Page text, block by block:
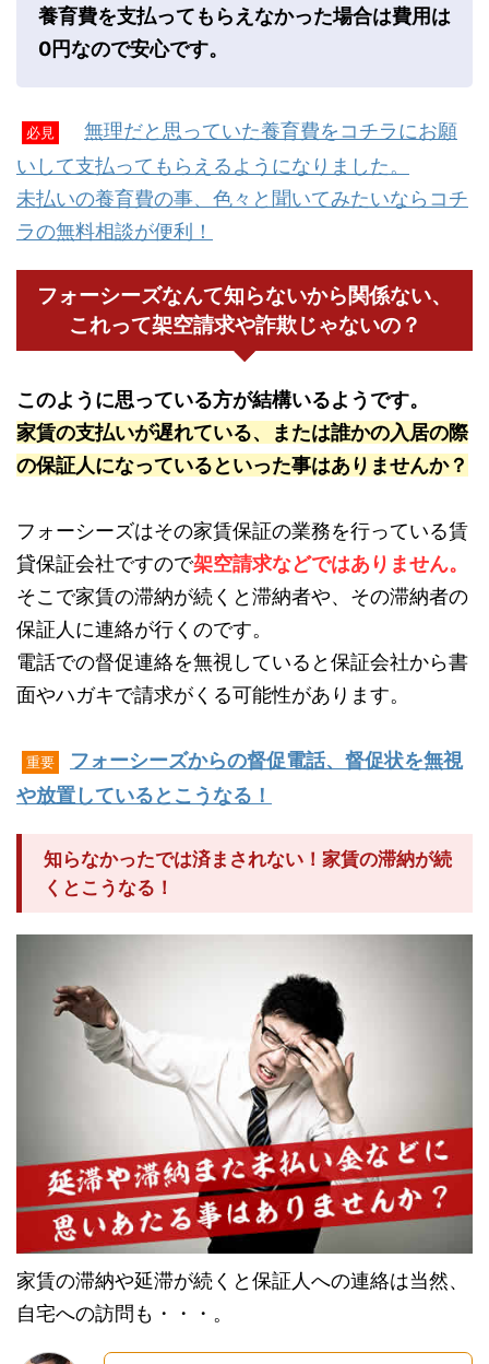
養育費を支払ってもらえなかった場合は費用は
0円なので安心です。
必見
無理だと思っていた養育費をコチラにお願
いして支払ってもらえるようになりました。
未払いの養育費の事、色々と聞いてみたいならコチ
ラの無料相談が便利！
フォーシーズなんて知らないから関係ない、
これって架空請求や詐欺じゃないの？
このように思っている方が結構いるようです。
家賃の支払いが遅れている、または誰かの入居の際
の保証人になっているといった事はありませんか？
フォーシーズはその家賃保証の業務を行っている賃
貸保証会社ですので架空請求などではありません。
そこで家賃の滞納が続くと滞納者や、その滞納者の
保証人に連絡が行くのです。
電話での督促連絡を無視していると保証会社から書
面やハガキで請求がくる可能性があります。
重要
フォーシーズからの督促電話、督促状を無視
や放置しているとこうなる！
知らなかったでは済まされない！家賃の滞納が続
くとこうなる！
家賃の滞納や延滞が続くと保証人への連絡は当然、
自宅への訪問も・・・。